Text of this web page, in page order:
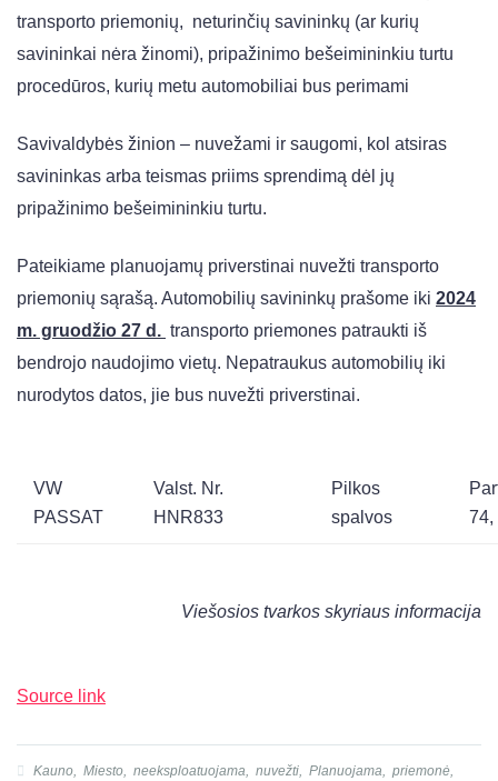
transporto priemonių, neturinčių savininkų (ar kurių
savininkai nėra žinomi), pripažinimo bešeimininkiu turtu
procedūros, kurių metu automobiliai bus perimami
Savivaldybės žinion – nuvežami ir saugomi, kol atsiras
savininkas arba teismas priims sprendimą dėl jų
pripažinimo bešeimininkiu turtu.
Pateikiame planuojamų priverstinai nuvežti transporto
priemonių sąrašą. Automobilių savininkų prašome iki ­­­2024
m. gruodžio 27 d. transporto priemones patraukti iš
bendrojo naudojimo vietų. Nepatraukus automobilių iki
nurodytos datos, jie bus nuvežti priverstinai.
VW
PASSAT
Valst. Nr.
HNR833
Pilkos
spalvos
74,
Viešosios tvarkos skyriaus informacija
Source link
Kauno, Miesto, neeksploatuojama, nuvežti, Planuojama, priemonė,